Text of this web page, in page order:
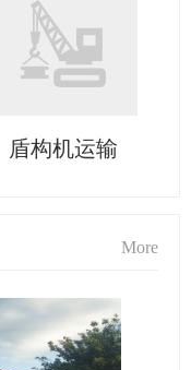
盾构机运输
More